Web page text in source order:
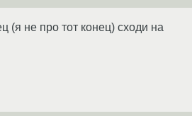
(я не про тот конец) сходи на